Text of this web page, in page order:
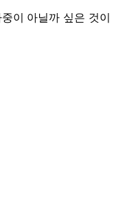
이 아닐까 싶은 것이